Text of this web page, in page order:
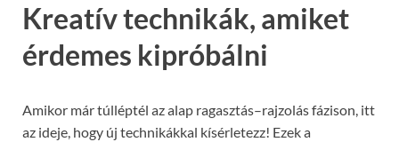
Kreatív technikák, amiket
érdemes kipróbálni
Amikor már túlléptél az alap ragasztás–rajzolás fázison, itt
az ideje, hogy új technikákkal kísérletezz! Ezek a